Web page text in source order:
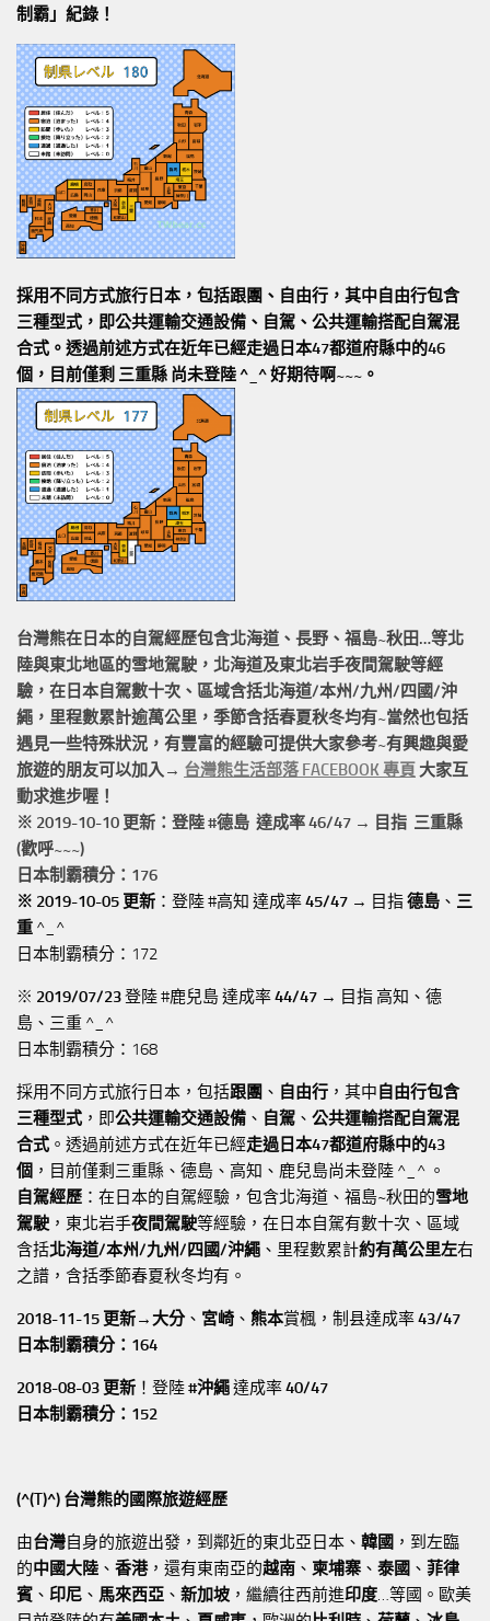
制霸」紀錄！
採用不同方式旅行日本，包括跟團、自由行，其中自由行包含
三種型式，即公共運輸交通設備、自駕、公共運輸搭配自駕混
合式。透過前述方式在近年已經走過日本47都道府縣中的46
個，目前僅剩 三重縣 尚未登陸 ^_^ 好期待啊~~~。
台灣熊在日本的自駕經歷包含北海道、長野、福島~秋田…等北
陸與東北地區的雪地駕駛 ，北海道及東北岩手夜間駕駛等經
驗，在日本自駕數十次、區域含括北海道/本州/九州/四國/沖
繩， 里程數累計逾萬公里 ，季節含括春夏秋冬均有~當然也包括
遇見一些特殊狀況，有豐富的經驗可提供大家參考~有興趣與愛
旅遊的朋友可以加入→ 台灣熊生活部落 FACEBOOK 專頁 大家互
動求進步喔！
※ 2019-10-10 更新：登陸 #德島 達成率 46/47 → 目指 三重縣
(歡呼~~~)
日本制霸積分：176
※ 2019-10-05 更新 ：登陸 #高知 達成率45/47 → 目指德島 、 三
重 ^_^
日本制霸積分：172
※ 2019/07/23登陸 #鹿兒島 達成率44/47 → 目指 高知、德
島、三重 ^_^
日本制霸積分：168
採用不同方式旅行日本，包括跟團 、 自由行 ，其中自由行包含
三種型式 ，即公共運輸交通設備 、 自駕 、 公共運輸搭配自駕混
合式 。透過前述方式在近年已經走過日本47都道府縣中的43
個 ，目前僅剩三重縣、德島、高知、鹿兒島尚未登陸 ^_^ 。
自駕經歷 ：在日本的自駕經驗，包含北海道、福島~秋田的雪地
駕駛 ，東北岩手夜間駕駛等經驗，在日本自駕有數十次、區域
含括北海道/本州/九州/四國/沖繩 、里程數累計約有萬公里左右
之譜，含括季節春夏秋冬均有。
2018-11-15 更新→ 大分、 宮崎 、 熊本賞楓，制县達成率43/47
日本制霸積分：164
2018-08-03 更新 ！登陸#沖繩達成率40/47
日本制霸積分：152
(^(T)^) 台灣熊的國際旅遊經歷
由台灣自身的旅遊出發，到鄰近的東北亞日本、 韓國 ，到左臨
的中國大陸 、 香港，還有東南亞的越南 、 柬埔寨 、 泰國 、 菲律
賓 、 印尼 、 馬來西亞 、 新加坡 ，繼續往西前進印度…等國。歐美